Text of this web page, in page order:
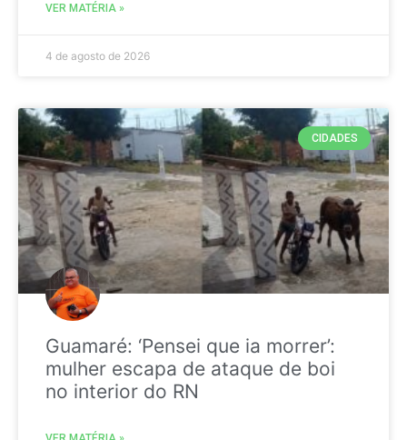
VER MATÉRIA »
4 de agosto de 2026
CIDADES
Guamaré: ‘Pensei que ia morrer’:
mulher escapa de ataque de boi
no interior do RN